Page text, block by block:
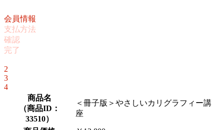
会員情報
支払方法
確認
完了
2
3
4
商品名
（商品ID：
33510）
＜冊子版＞やさしいカリグラフィー講
座